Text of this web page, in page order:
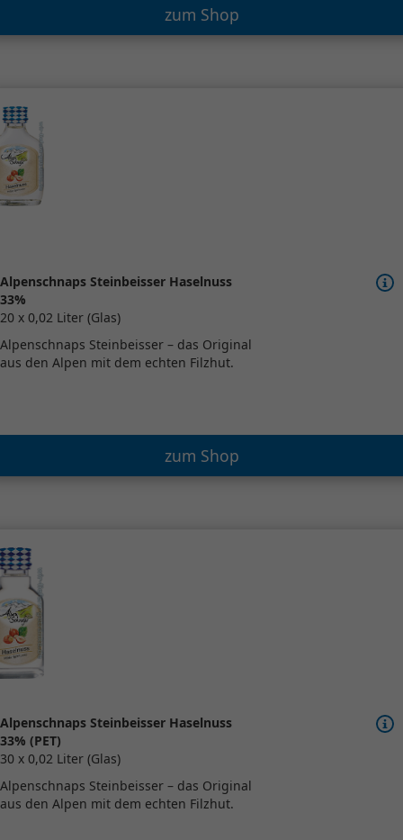
zum Shop
Alpenschnaps Steinbeisser Haselnuss
33%
20 x 0,02 Liter (Glas)
Alpenschnaps Steinbeisser – das Original
aus den Alpen mit dem echten Filzhut.
zum Shop
Alpenschnaps Steinbeisser Haselnuss
33% (PET)
30 x 0,02 Liter (Glas)
Alpenschnaps Steinbeisser – das Original
aus den Alpen mit dem echten Filzhut.